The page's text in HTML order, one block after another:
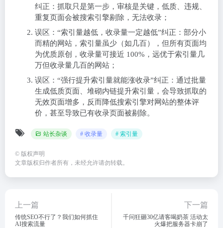
纠正：抓取只是第一步，审核是关键，低质、违规、
重复页面会被搜索引擎剔除，无法收录；
误区：“索引量越低，收录量一定越低”纠正：部分小
而精的网站，索引量虽少（如几百），但所有页面均
为优质原创，收录量可接近 100%，远优于索引量几
万但收录量几百的网站；
误区：“强行提升索引量就能涨收录”纠正：通过批量
生成低质页面、堆砌内链提升索引量，会导致抓取的
无效页面增多，反而降低搜索引擎对网站的整体评
价，甚至导致已有收录页面被剔除。
站长杂谈 # 收录量 # 索引量
© 版权声明
文章版权归作者所有，未经允许请勿转载。
上一篇
传统SEO不行了？我们如何抓住
AI搜索流量
下一篇
千问狂砸30亿请客喝奶茶 活动太
火爆把服务器卡崩了